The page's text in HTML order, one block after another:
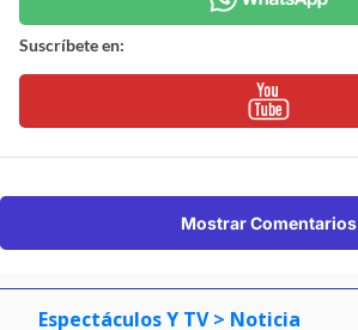
Suscríbete en:
Mostrar Comentarios
Espectáculos Y TV > Noticia